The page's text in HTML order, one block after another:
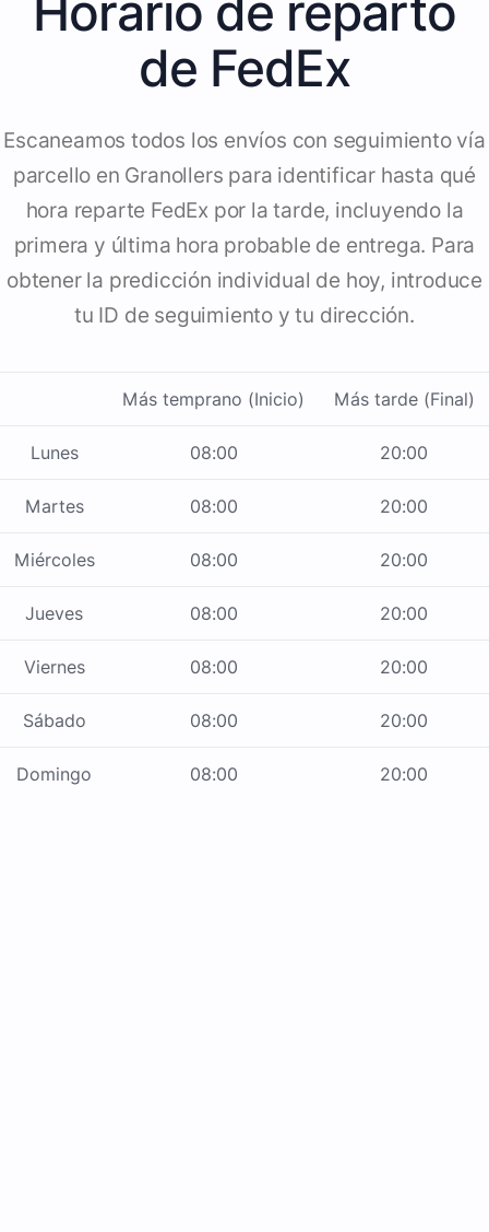
de FedEx
Escaneamos todos los envíos con seguimiento vía
parcello en Granollers para identificar hasta qué
hora reparte FedEx por la tarde, incluyendo la
primera y última hora probable de entrega. Para
obtener la predicción individual de hoy, introduce
tu ID de seguimiento y tu dirección.
Más temprano (Inicio) Más tarde (Final)
Lunes 08:00 20:00
Martes 08:00 20:00
Miércoles 08:00 20:00
Jueves 08:00 20:00
Viernes 08:00 20:00
Sábado 08:00 20:00
Domingo 08:00 20:00